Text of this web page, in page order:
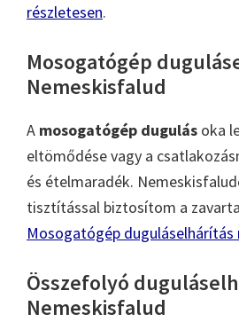
részletesen.
Mosogatógép
Nemeskisfalud
A mosogatógép dugulás oka
eltömődése vagy a
és ételmaradék.
tisztítással biztosítom a
Mosogatógép duguláselhárítás
Összefolyó
Nemeskisfalud